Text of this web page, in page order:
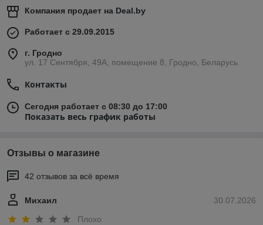
Компания продает на Deal.by
Работает с 29.09.2015
г. Гродно
ул. 17 Сентября, 49А, помещение 8, Гродно, Беларусь
Контакты
Сегодня работает с 08:30 до 17:00
Показать весь график работы
Отзывы о магазине
42 отзывов за всё время
30.07.2026
Михаил
Плохо